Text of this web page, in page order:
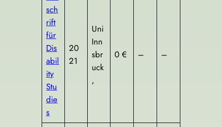
sch
rift
für
Dis
abil
ity
Stu
die
s
20
21
Uni
Inn
sbr
uck
,
0 € – –